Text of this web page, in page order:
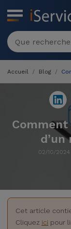
MENU
Réparation
Multimarque
Différentes
iPhone
/ iMac
Watch
MacBooks
Reconditionnés
Apple Watch
Drones
Magasins
Accueil Blog
02/10/2024
Cet article
Cliquez ici pour